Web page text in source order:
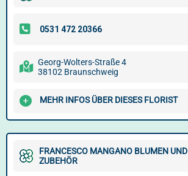
Georg-Wolters-Straße 4
38102 Braunschweig
MEHR INFOS ÜBER DIESES FLORIST
FRANCESCO MANGANO BLUMEN UND
ZUBEHÖR